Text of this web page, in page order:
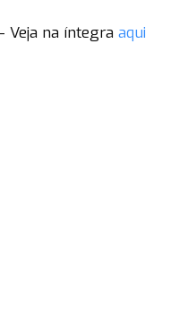
Veja na íntegra aqui